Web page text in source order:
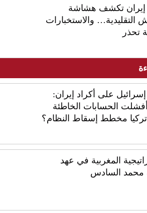
تكشف هشاشة
التقليدية… والاستخبارات
تحذر
على أكراد إيران:
الحسابات الخاطئة
مخطط إسقاط النظام؟
المغربية في عهد
محمد السادس